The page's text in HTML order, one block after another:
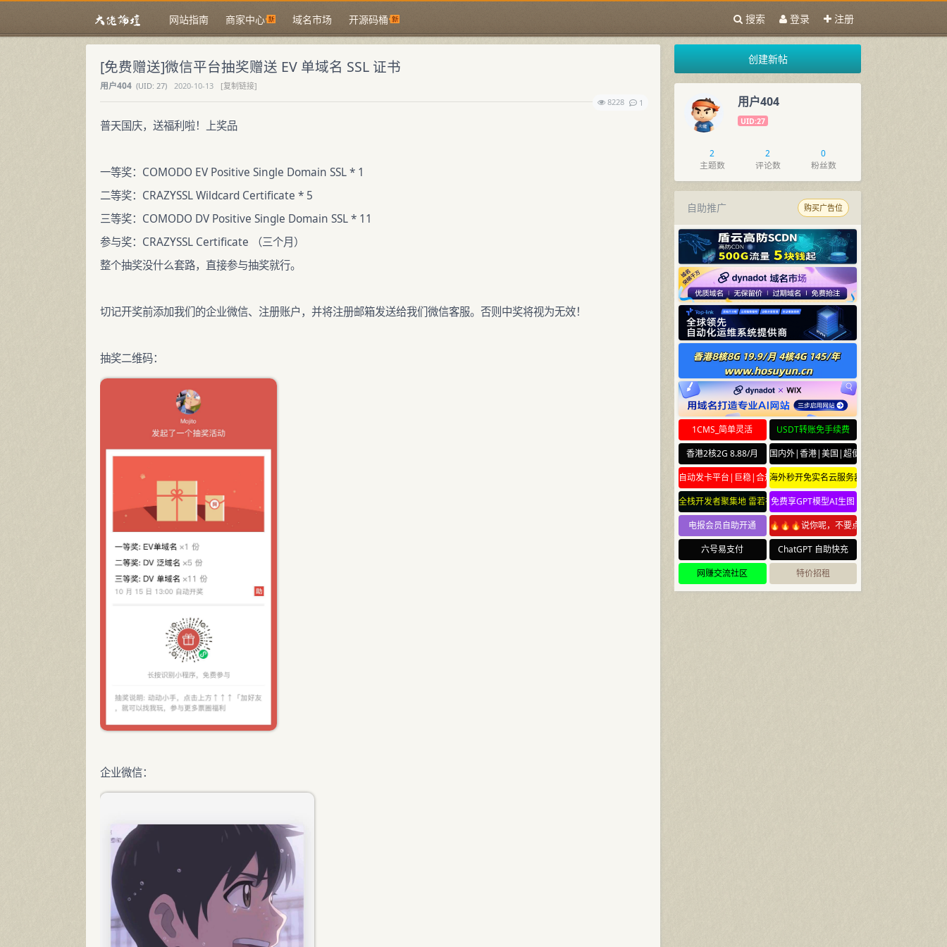
网站指南 商家中心 域名市场 开源码桶 搜索 登录 注册
[免费赠送]微信平台抽奖赠送 EV 单域名 SSL 证书
用户404 (UID: 27) 2020-10-13
[复制链接]
8228
1
普天国庆，送福利啦！上奖品
一等奖：COMODO EV Positive Single Domain SSL * 1
二等奖：CRAZYSSL Wildcard Certificate * 5
三等奖：COMODO DV Positive Single Domain SSL * 11
参与奖：CRAZYSSL Certificate （三个月）
整个抽奖没什么套路，直接参与抽奖就行。
切记开奖前添加我们的企业微信、注册账户，并将注册邮箱发送给我们微信客服。否则中奖将视为无效！
抽奖二维码：
企业微信：
创建新帖
用户404
UID:27
2
主题数
2
评论数
0
粉丝数
自助推广 购买广告位
1CMS_简单灵活
USDT转账免手续费
香港2核2G 8.88/月
国内外|香港|美国|超便宜云服务器
自动发卡平台|巨稳|合规海外秒开免实名云服务器
全栈开发者聚集地 雷若社区 leiruo.com
免费享GPT模型AI生图
电报会员自助开通
🔥🔥🔥说你呢，不要点🔥🔥🔥
六号易支付
ChatGPT 自助快充
网赚交流社区
特价招租